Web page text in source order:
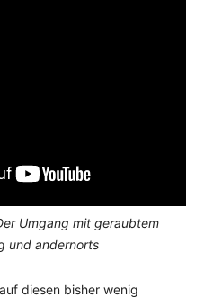
Umgang mit geraubtem
und andernorts
diesen bisher wenig